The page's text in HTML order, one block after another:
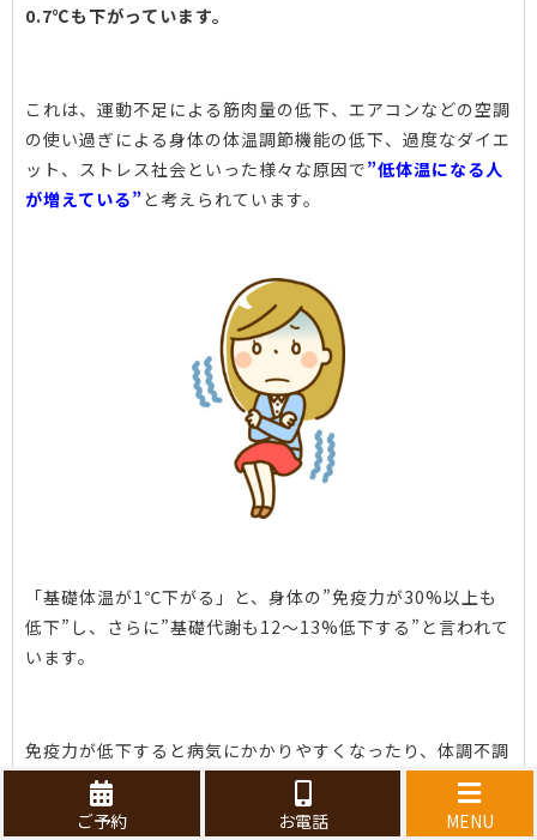
0.7℃も下がっています。
これは、運動不足による筋肉量の低下、エアコンなどの空調
の使い過ぎによる身体の体温調節機能の低下、過度なダイエ
ット、ストレス社会といった様々な原因で”低体温になる人
が増えている”と考えられています。
「基礎体温が1℃下がる」と、身体の”免疫力が30%以上も
低下”し、さらに”基礎代謝も12〜13%低下する”と言われて
います。
免疫力が低下すると病気にかかりやすくなったり、体調不調
を引き起こしますし、基礎代謝が低下すると太りやすく痩せ
にくい体質になり、また身体の老化が早まるなどデメリット
ご予約 お電話 MENU